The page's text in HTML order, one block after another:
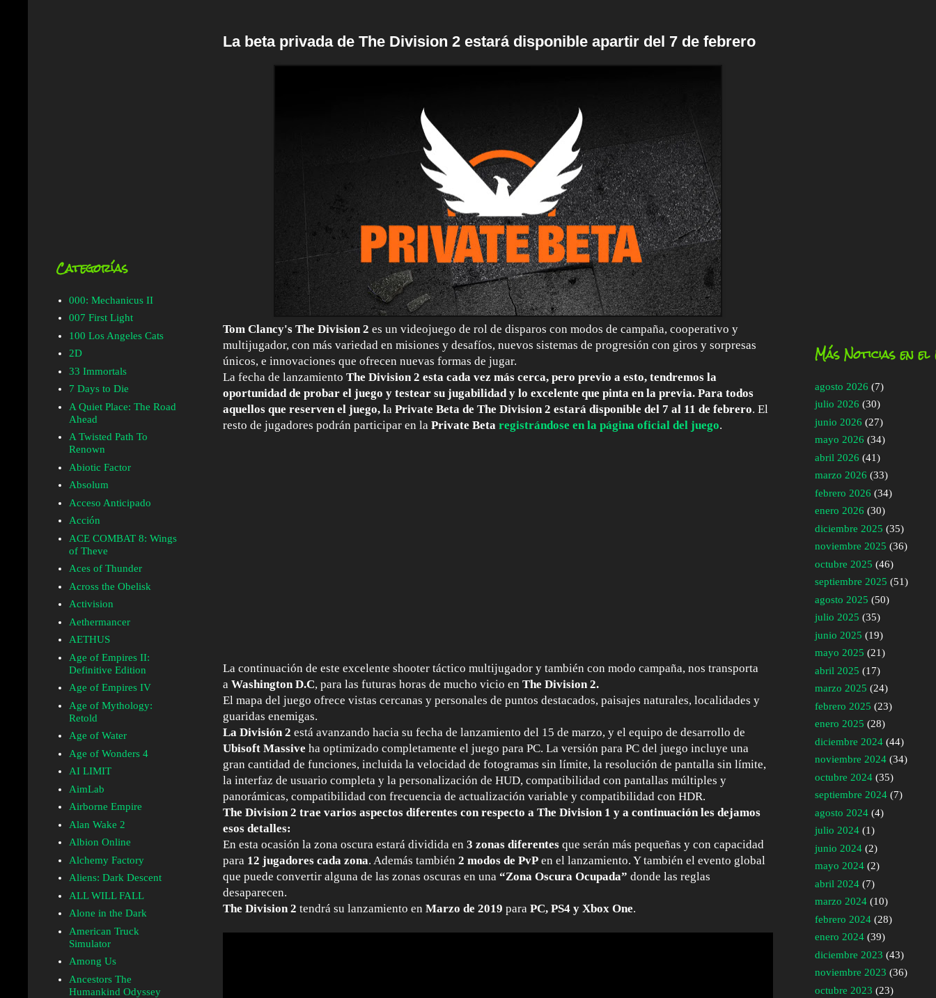
La beta privada de The Division 2 estará disponible apartir del 7 de febrero
Tom Clancy's The Division 2 es un videojuego de rol de disparos con modos de campaña, cooperativo y
multijugador, con más variedad en misiones y desafíos, nuevos sistemas de progresión con giros y sorpresas
únicos, e innovaciones que ofrecen nuevas formas de jugar.
La fecha de lanzamiento The Division 2 esta cada vez más cerca, pero previo a esto, tendremos la
oportunidad de probar el juego y testear su jugabilidad y lo excelente que pinta en la previa. Para todos
aquellos que reserven el juego, la Private Beta de The Division 2 estará disponible del 7 al 11 de febrero. El
resto de jugadores podrán participar en la Private Beta registrándose en la página oficial del juego.
La continuación de este excelente shooter táctico multijugador y también con modo campaña, nos transporta
a Washington D.C, para las futuras horas de mucho vicio en The Division 2.
El mapa del juego ofrece vistas cercanas y personales de puntos destacados, paisajes naturales, localidades y
guaridas enemigas.
La División 2 está avanzando hacia su fecha de lanzamiento del 15 de marzo, y el equipo de desarrollo de
Ubisoft Massive ha optimizado completamente el juego para PC. La versión para PC del juego incluye una
gran cantidad de funciones, incluida la velocidad de fotogramas sin límite, la resolución de pantalla sin límite,
la interfaz de usuario completa y la personalización de HUD, compatibilidad con pantallas múltiples y
panorámicas, compatibilidad con frecuencia de actualización variable y compatibilidad con HDR.
The Division 2 trae varios aspectos diferentes con respecto a The Division 1 y a continuación les dejamos
esos detalles:
En esta ocasión la zona oscura estará dividida en 3 zonas diferentes que serán más pequeñas y con capacidad
para 12 jugadores cada zona. Además también 2 modos de PvP en el lanzamiento. Y también el evento global
que puede convertir alguna de las zonas oscuras en una “Zona Oscura Ocupada” donde las reglas
desaparecen.
The Division 2 tendrá su lanzamiento en Marzo de 2019 para PC, PS4 y Xbox One.
Categorías
000: Mechanicus II
007 First Light
100 Los Angeles Cats
2D
33 Immortals
7 Days to Die
A Quiet Place: The Road
Ahead
A Twisted Path To
Renown
Abiotic Factor
Absolum
Acceso Anticipado
Acción
ACE COMBAT 8: Wings
of Theve
Aces of Thunder
Across the Obelisk
Activision
Aethermancer
AETHUS
Age of Empires II:
Definitive Edition
Age of Empires IV
Age of Mythology:
Retold
Age of Water
Age of Wonders 4
AI LIMIT
AimLab
Airborne Empire
Alan Wake 2
Albion Online
Alchemy Factory
Aliens: Dark Descent
ALL WILL FALL
Alone in the Dark
American Truck
Simulator
Among Us
Ancestors The
Humankind Odyssey
Más Noticias en
agosto 2026 (7)
julio 2026 (30)
junio 2026 (27)
mayo 2026 (34)
abril 2026 (41)
marzo 2026 (33)
febrero 2026 (34)
enero 2026 (30)
diciembre 2025 (35)
noviembre 2025 (36)
octubre 2025 (46)
septiembre 2025 (51)
agosto 2025 (50)
julio 2025 (35)
junio 2025 (19)
mayo 2025 (21)
abril 2025 (17)
marzo 2025 (24)
febrero 2025 (23)
enero 2025 (28)
diciembre 2024 (44)
noviembre 2024 (34)
octubre 2024 (35)
septiembre 2024 (7)
agosto 2024 (4)
julio 2024 (1)
junio 2024 (2)
mayo 2024 (2)
abril 2024 (7)
marzo 2024 (10)
febrero 2024 (28)
enero 2024 (39)
diciembre 2023 (43)
noviembre 2023 (36)
octubre 2023 (23)